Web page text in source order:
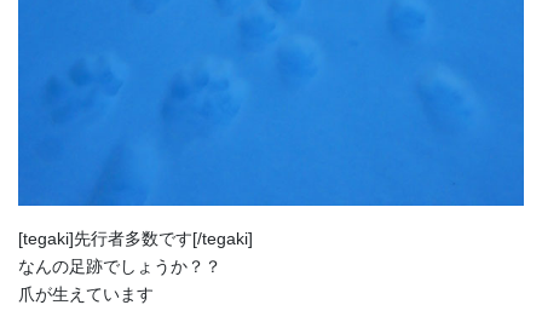
[tegaki]先行者多数です[/tegaki]
なんの足跡でしょうか？？
爪が生えています